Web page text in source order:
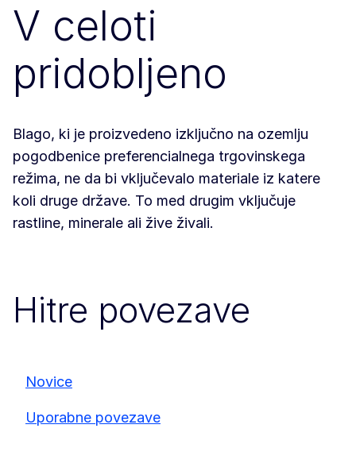
V celoti
pridobljeno
Blago, ki je proizvedeno izključno na ozemlju
pogodbenice preferencialnega trgovinskega
režima, ne da bi vključevalo materiale iz katere
koli druge države. To med drugim vključuje
rastline, minerale ali žive živali.
Hitre povezave
Novice
Uporabne povezave